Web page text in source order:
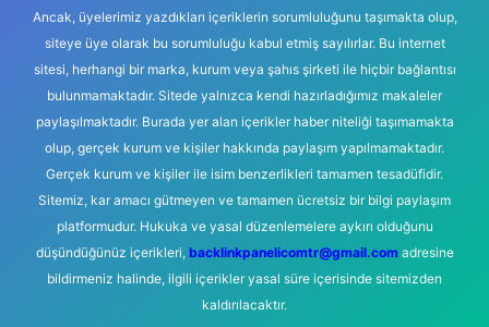
Ancak, üyelerimiz yazdıkları içeriklerin sorumluluğunu taşımakta olup,
siteye üye olarak bu sorumluluğu kabul etmiş sayılırlar. Bu internet
sitesi, herhangi bir marka, kurum veya şahıs şirketi ile hiçbir bağlantısı
bulunmamaktadır. Sitede yalnızca kendi hazırladığımız makaleler
paylaşılmaktadır. Burada yer alan içerikler haber niteliği taşımamakta
olup, gerçek kurum ve kişiler hakkında paylaşım yapılmamaktadır.
Gerçek kurum ve kişiler ile isim benzerlikleri tamamen tesadüfidir.
Sitemiz, kar amacı gütmeyen ve tamamen ücretsiz bir bilgi paylaşım
platformudur. Hukuka ve yasal düzenlemelere aykırı olduğunu
düşündüğünüz içerikleri, backlinkpanelicomtr@gmail.comadresine
bildirmeniz halinde, ilgili içerikler yasal süre içerisinde sitemizden
kaldırılacaktır.